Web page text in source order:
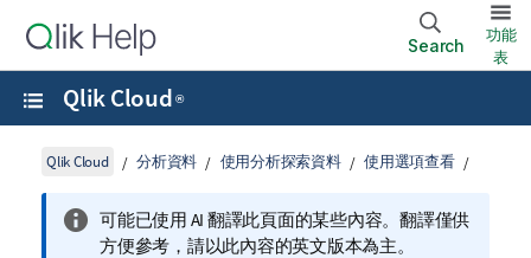
Search
功能
表
Qlik Cloud ®
Qlik Cloud 分析資料 使用分析探索資料 使用選項查看
可能已使用 AI 翻譯此頁面的某些內容。翻譯僅供
方便參考，請以此內容的英文版本為主。